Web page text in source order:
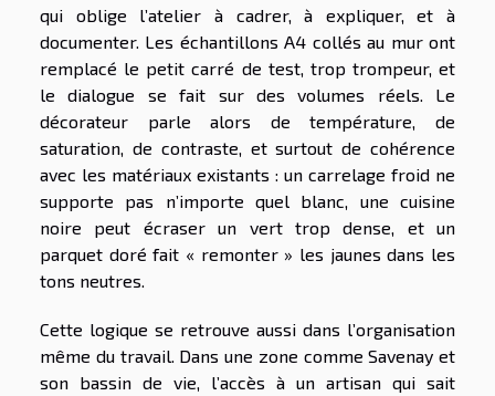
qui oblige l’atelier à cadrer, à expliquer, et à
documenter. Les échantillons A4 collés au mur ont
remplacé le petit carré de test, trop trompeur, et
le dialogue se fait sur des volumes réels. Le
décorateur parle alors de température, de
saturation, de contraste, et surtout de cohérence
avec les matériaux existants : un carrelage froid ne
supporte pas n’importe quel blanc, une cuisine
noire peut écraser un vert trop dense, et un
parquet doré fait « remonter » les jaunes dans les
tons neutres.
Cette logique se retrouve aussi dans l’organisation
même du travail. Dans une zone comme Savenay et
son bassin de vie, l’accès à un artisan qui sait